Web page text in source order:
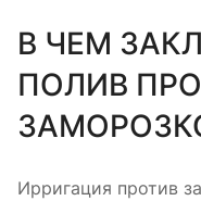
В ЧЕМ
ПОЛИВ
Ирригация против